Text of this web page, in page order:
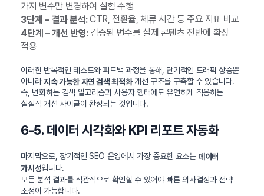
가지 변수만 변경하여 실험 수행
3단계 – 결과 분석:CTR, 전환율, 체류 시간 등 주요 지표 비교
4단계 – 개선 반영:검증된 변수를 실제 콘텐츠 전반에 확장
적용
이러한 반복적인 테스트와 피드백 과정을 통해, 단기적인 트래픽 상승뿐
아니라지속 가능한 자연 검색 최적화개선 구조를 구축할 수 있습니다.
즉, 변화하는 검색 알고리즘과 사용자 행태에도 유연하게 적응하는
실질적 개선 사이클이 완성되는 것입니다.
6-5. 데이터 시각화와 KPI 리포트 자동화
마지막으로, 장기적인 SEO 운영에서 가장 중요한 요소는 데이터
가시성입니다.
모든 분석 결과를 직관적으로 확인할 수 있어야 빠른 의사결정과 전략
조정이 가능합니다.